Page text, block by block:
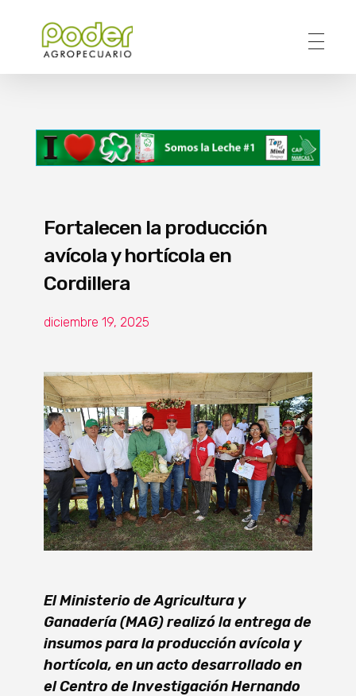
Fortalecen la producción
avícola y hortícola en
Cordillera
diciembre 19, 2025
El Ministerio de Agricultura y
Ganadería (MAG) realizó la entrega de
insumos para la producción avícola y
hortícola, en un acto desarrollado en
el Centro de Investigación Hernando